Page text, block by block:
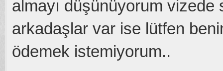
almayı düşünüyorum vizede
arkadaşlar var ise lütfen
ödemek istemiyorum..